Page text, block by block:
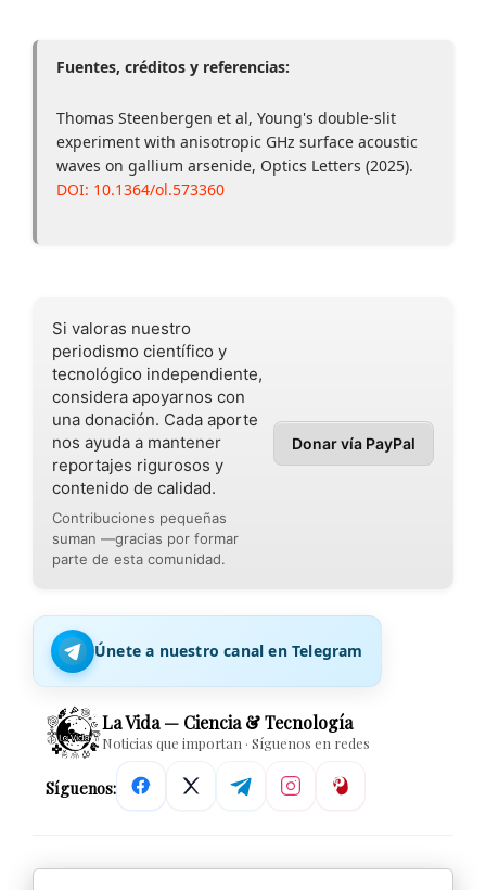
Fuentes, créditos y referencias:
Thomas Steenbergen et al, Young's double-slit
experiment with anisotropic GHz surface acoustic
waves on gallium arsenide, Optics Letters (2025).
DOI: 10.1364/ol.573360
Si valoras nuestro
periodismo científico y
tecnológico independiente,
considera apoyarnos con
una donación. Cada aporte
nos ayuda a mantener
reportajes rigurosos y
contenido de calidad.
Contribuciones pequeñas
suman —gracias por formar
parte de esta comunidad.
Donar vía PayPal
Únete a nuestro canal en Telegram
La Vida — Ciencia & Tecnología
Noticias que importan · Síguenos en redes
Síguenos: